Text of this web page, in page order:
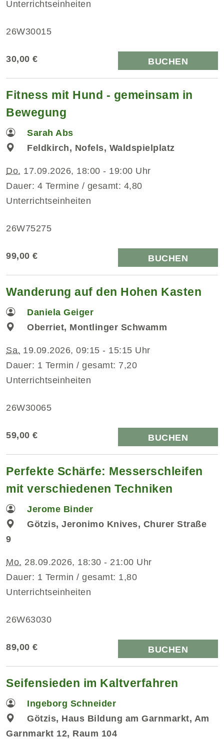
Unterrichtseinheiten
26W30015
30,00 € BUCHEN
Fitness mit Hund - gemeinsam in
Bewegung
Sarah Abs
Feldkirch, Nofels, Waldspielplatz
Do. 17.09.2026, 18:00 - 19:00 Uhr
Dauer: 4 Termine / gesamt: 4,80
Unterrichtseinheiten
26W75275
99,00 € BUCHEN
Wanderung auf den Hohen Kasten
Daniela Geiger
Oberriet, Montlinger Schwamm
Sa. 19.09.2026, 09:15 - 15:15 Uhr
Dauer: 1 Termin / gesamt: 7,20
Unterrichtseinheiten
26W30065
59,00 € BUCHEN
Perfekte Schärfe: Messerschleifen
mit verschiedenen Techniken
Jerome Binder
Götzis, Jeronimo Knives, Churer Straße
9
Mo. 28.09.2026, 18:30 - 21:00 Uhr
Dauer: 1 Termin / gesamt: 1,80
Unterrichtseinheiten
26W63030
89,00 € BUCHEN
Seifensieden im Kaltverfahren
Ingeborg Schneider
Götzis, Haus Bildung am Garnmarkt, Am
Garnmarkt 12, Raum 104